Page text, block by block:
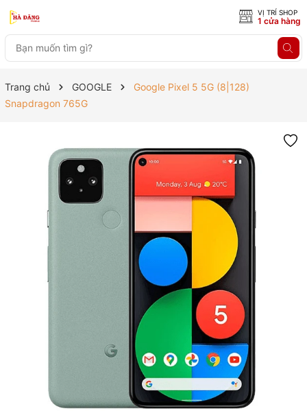
VỊ TRÍ SHOP
1 cửa hàng
Trang chủ GOOGLE
Google Pixel 5 5G (8|128)
Snapdragon 765G